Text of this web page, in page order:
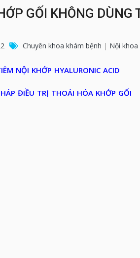
GỐI KHÔNG DÙNG
Chuyên khoa khám bệnh | Nội khoa
NỘI KHỚP HYALURONIC ACID
ĐIỀU TRỊ THOÁI HÓA KHỚP GỐI